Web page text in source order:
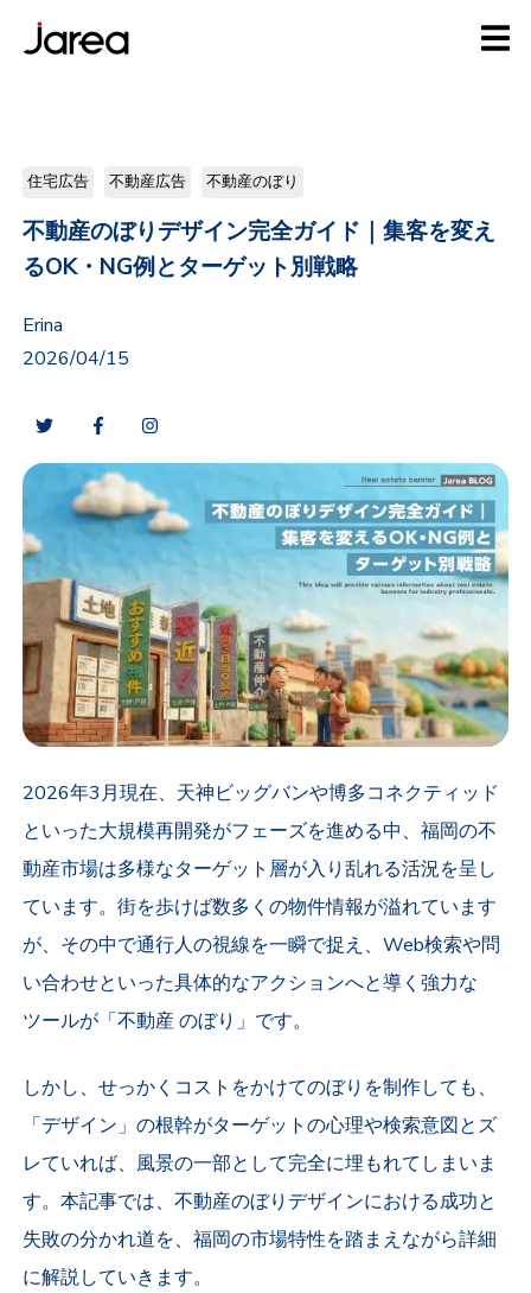
住宅広告 不動産広告 不動産のぼり
不動産のぼりデザイン完全ガイド｜集客を変え
るOK・NG例とターゲット別戦略
Erina
2026/04/15
2026年3月現在、天神ビッグバンや博多コネクティッド
といった大規模再開発がフェーズを進める中、福岡の不
動産市場は多様なターゲット層が入り乱れる活況を呈し
ています。街を歩けば数多くの物件情報が溢れています
が、その中で通行人の視線を一瞬で捉え、Web検索や問
い合わせといった具体的なアクションへと導く強力な
ツールが「不動産 のぼり」です。
しかし、せっかくコストをかけてのぼりを制作しても、
「デザイン」の根幹がターゲットの心理や検索意図とズ
レていれば、風景の一部として完全に埋もれてしまいま
す。本記事では、不動産のぼりデザインにおける成功と
失敗の分かれ道を、福岡の市場特性を踏まえながら詳細
に解説していきます。